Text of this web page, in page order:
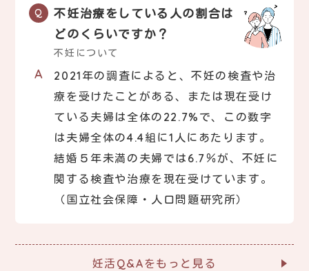
不妊治療をしている人の割合は
どのくらいですか？
不妊について
2021年の調査によると、不妊の検査や治
療を受けたことがある、または現在受け
ている夫婦は全体の22.7%で、この数字
は夫婦全体の4.4組に1人にあたります。
結婚５年未満の夫婦では6.7％が、不妊に
関する検査や治療を現在受けています。
（国立社会保障・人口問題研究所）
妊活Q&Aをもっと見る